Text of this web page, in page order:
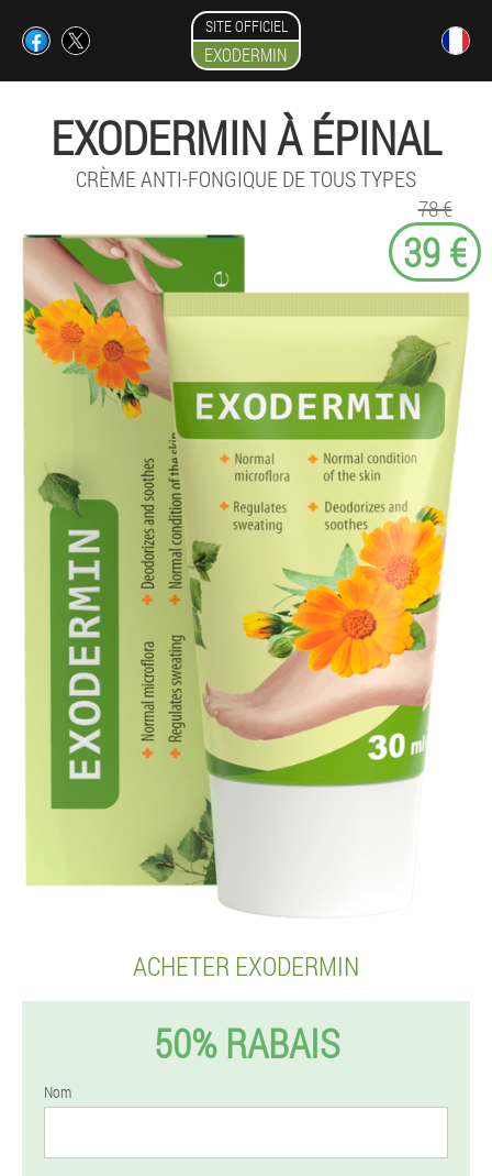
SITE OFFICIEL
EXODERMIN
EXODERMIN À ÉPINAL
CRÈME ANTI-FONGIQUE DE TOUS TYPES
78 €
39 €
ACHETER EXODERMIN
50% RABAIS
Nom